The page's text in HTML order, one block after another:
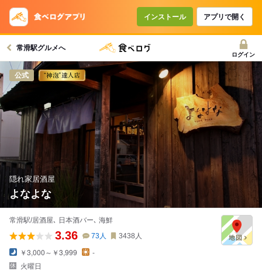
インストール アプリで開く
常滑駅グルメへ
ログイン
公式
隠れ家居酒屋
よなよな
常滑駅/居酒屋､ 日本酒バー､ 海鮮
3.36 73人 3438 人
￥3,000～￥3,999
-
火曜日